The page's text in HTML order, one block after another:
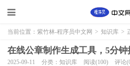
当前位置： 紫竹林-程序员中文网 > 知识库 >
在线公章制作生成工具，5分钟
2025-09-11 分类：知识库 阅读(100) 评论